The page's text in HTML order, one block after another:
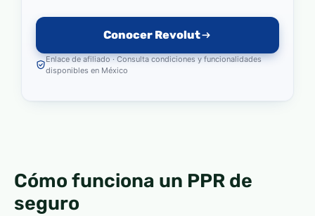
Conocer Revolut
Enlace de afiliado · Consulta condiciones y funcionalidades
disponibles en México
Cómo funciona un PPR de
seguro